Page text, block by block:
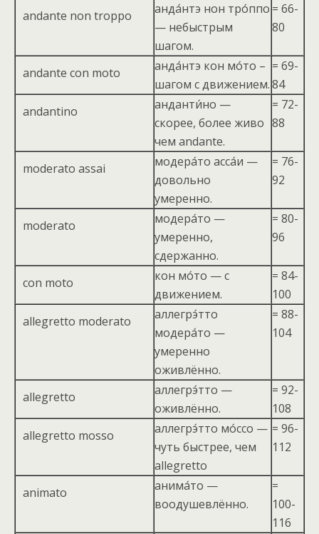
andante non troppo
анда́нтэ нон тро́ппо
— небыстрым
шагом.
= 66-
80
andante con moto
анда́нтэ кон мо́то –
шагом с движением.
= 69-
84
andantino
анданти́но —
скорее, более живо
чем andante.
= 72-
88
moderato assai
модера́то асса́и —
довольно
умеренно.
= 76-
92
moderato
модера́то —
умеренно,
сдержанно.
= 80-
96
con moto
кон мо́то — с
движением.
= 84-
100
allegretto moderato
аллегрэ́тто
модера́то —
умеренно
оживлённо.
= 88-
104
allegretto
аллегрэ́тто —
оживлённо.
= 92-
108
allegretto mosso
аллегрэ́тто мо́ссо —
чуть быстрее, чем
allegretto
= 96-
112
animato
анима́то —
воодушевлённо.
=
100-
116